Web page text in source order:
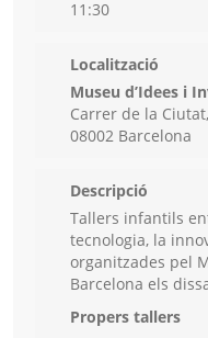
11:30
Localització
Museu d’Idees i
Carrer de la
08002 Barcelona
Descripció
Tallers infantils
tecnologia, la
organitzades pel
Barcelona els
Propers tallers